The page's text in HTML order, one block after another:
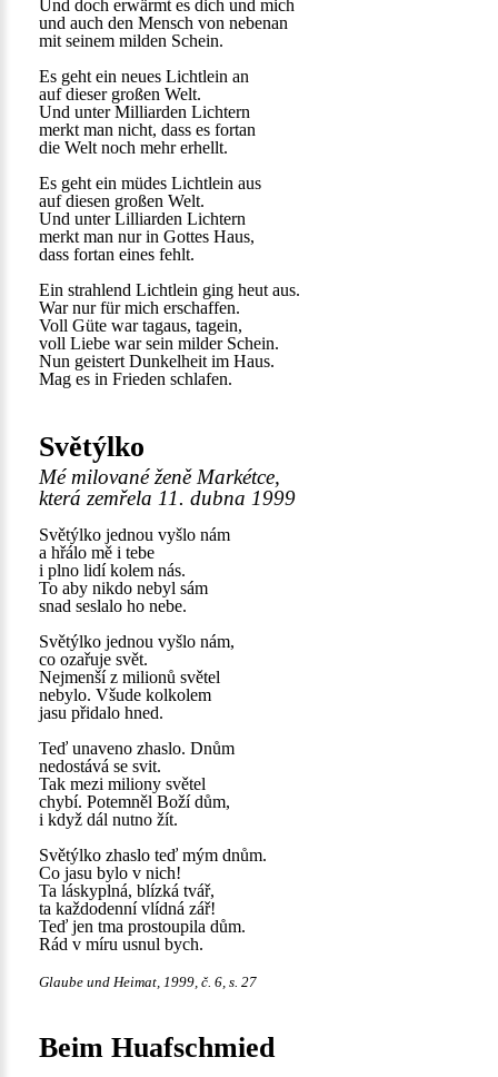
Und doch erwärmt es dich und mich
und auch den Mensch von nebenan
mit seinem milden Schein.
Es geht ein neues Lichtlein an
auf dieser großen Welt.
Und unter Milliarden Lichtern
merkt man nicht, dass es fortan
die Welt noch mehr erhellt.
Es geht ein müdes Lichtlein aus
auf diesen großen Welt.
Und unter Lilliarden Lichtern
merkt man nur in Gottes Haus,
dass fortan eines fehlt.
Ein strahlend Lichtlein ging heut aus.
War nur für mich erschaffen.
Voll Güte war tagaus, tagein,
voll Liebe war sein milder Schein.
Nun geistert Dunkelheit im Haus.
Mag es in Frieden schlafen.
Světýlko
Mé milované ženě Markétce,
která zemřela 11. dubna 1999
Světýlko jednou vyšlo nám
a hřálo mě i tebe
i plno lidí kolem nás.
To aby nikdo nebyl sám
snad seslalo ho nebe.
Světýlko jednou vyšlo nám,
co ozařuje svět.
Nejmenší z milionů světel
nebylo. Všude kolkolem
jasu přidalo hned.
Teď unaveno zhaslo. Dnům
nedostává se svit.
Tak mezi miliony světel
chybí. Potemněl Boží dům,
i když dál nutno žít.
Světýlko zhaslo teď mým dnům.
Co jasu bylo v nich!
Ta láskyplná, blízká tvář,
ta každodenní vlídná zář!
Teď jen tma prostoupila dům.
Rád v míru usnul bych.
Glaube und Heimat, 1999, č. 6, s. 27
Beim Huafschmied